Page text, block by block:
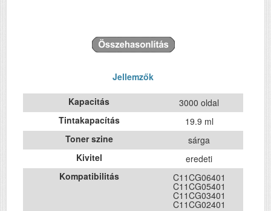
Jellemzők
Kapacitás
3000 oldal
Tintakapacítás
19.9 ml
Toner szine
sárga
Kivitel
eredeti
Kompatibilitás
C11CG06401
C11CG05401
C11CG03401
C11CG02401